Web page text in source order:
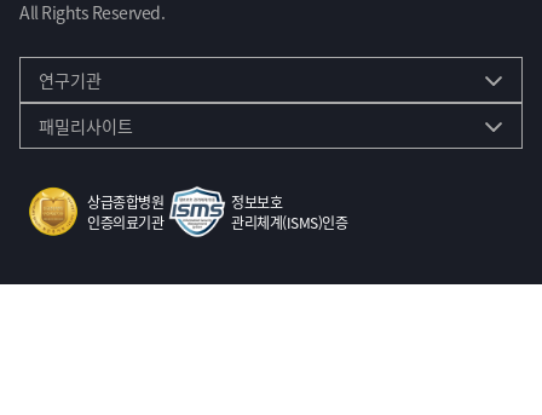
All Rights Reserved.
연구기관
패밀리사이트
상급종합병원
인증의료기관
정보보호
관리체계(ISMS)인증